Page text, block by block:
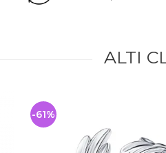
ALTI
-61%